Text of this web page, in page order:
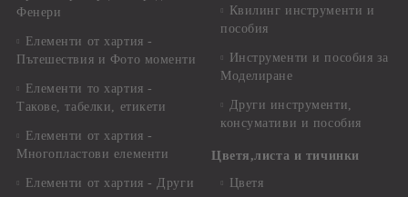
Фенери
Елементи от хартия -
Пътешествия и Фото моменти
Елементи то хартия -
Такове, табелки, етикети
Елементи от хартия -
Многопластови елементи
Елементи от хартия - Други
Квилинг инструменти и
пособия
Инструменти и пособия за
Моделиране
Други инструменти,
консумативи и пособия
Цветя,листа и тичинки
Цветя